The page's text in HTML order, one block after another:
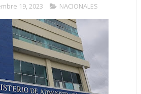
19, 2023 NACIONALES